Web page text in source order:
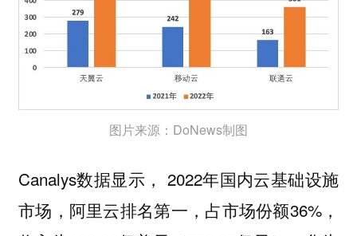
图片来源：DoNews制图
Canalys数据显示， 2022年国内云基础设施
市场，阿里云排名第一，占市场份额36%，